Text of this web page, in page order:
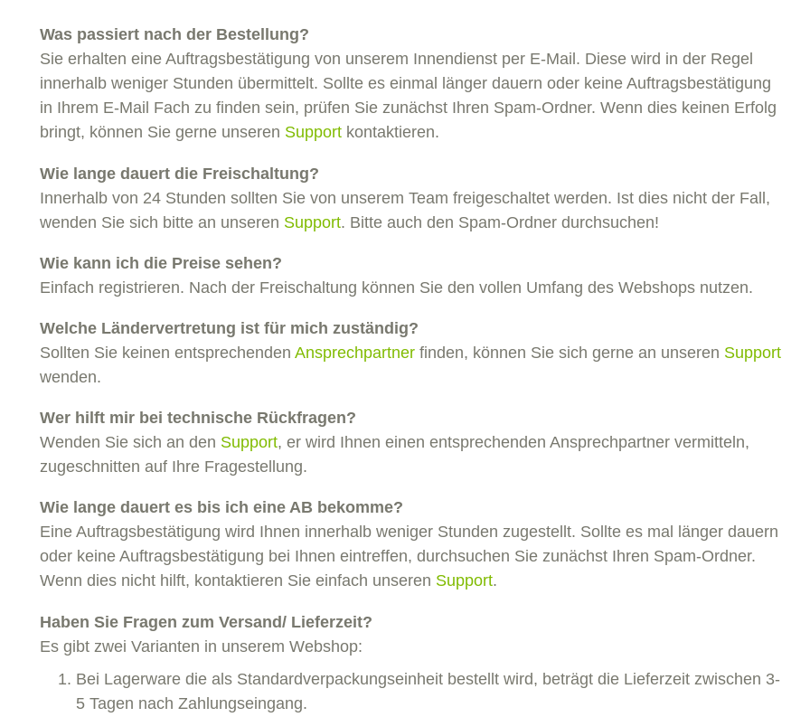
Kunststofflaschen)
SF-Stauförderketten
CC-Ketten (Seitenbogenförderkette)
WSC-Ketten WHX HD Anbauteile für
Was passiert nach der Bestellung?
Sie erhalten eine Auftragsbestätigung von unserem Innendienst per E-Mail. Diese wird in der Regel
innerhalb weniger Stunden übermittelt. Sollte es einmal länger dauern oder keine Auftragsbestätigung
in Ihrem E-Mail Fach zu finden sein, prüfen Sie zunächst Ihren Spam-Ordner. Wenn dies keinen Erfolg
bringt, können Sie gerne unseren Support kontaktieren.
Wie lange dauert die Freischaltung?
Innerhalb von 24 Stunden sollten Sie von unserem Team freigeschaltet werden. Ist dies nicht der Fall,
wenden Sie sich bitte an unseren Support. Bitte auch den Spam-Ordner durchsuchen!
Wie kann ich die Preise sehen?
Einfach registrieren. Nach der Freischaltung können Sie den vollen Umfang des Webshops nutzen.
Welche Ländervertretung ist für mich zuständig?
Sollten Sie keinen entsprechenden Ansprechpartner finden, können Sie sich gerne an unseren Support
wenden.
Wer hilft mir bei technische Rückfragen?
Wenden Sie sich an den Support, er wird Ihnen einen entsprechenden Ansprechpartner vermitteln,
zugeschnitten auf Ihre Fragestellung.
Wie lange dauert es bis ich eine AB bekomme?
Eine Auftragsbestätigung wird Ihnen innerhalb weniger Stunden zugestellt. Sollte es mal länger dauern
oder keine Auftragsbestätigung bei Ihnen eintreffen, durchsuchen Sie zunächst Ihren Spam-Ordner.
Wenn dies nicht hilft, kontaktieren Sie einfach unseren Support.
Haben Sie Fragen zum Versand/ Lieferzeit?
Es gibt zwei Varianten in unserem Webshop:
Bei Lagerware die als Standardverpackungseinheit bestellt wird, beträgt die Lieferzeit zwischen 3-
5 Tagen nach Zahlungseingang.